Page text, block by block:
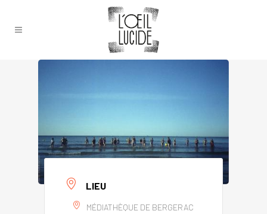
LIEU
MÉDIATHÈQUE DE BERGERAC